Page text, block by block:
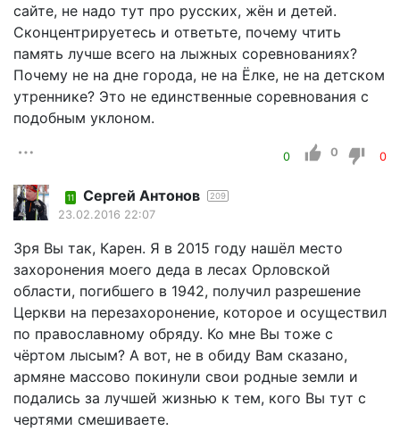
сайте, не надо тут про русских, жён и детей.
Сконцентрируетесь и ответьте, почему чтить
память лучше всего на лыжных соревнованиях?
Почему не на дне города, не на Ёлке, не на детском
утреннике? Это не единственные соревнования с
подобным уклоном.
0 0 0
11 Сергей Антонов 209
23.02.2016 22:07
Зря Вы так, Карен. Я в 2015 году нашёл место
захоронения моего деда в лесах Орловской
области, погибшего в 1942, получил разрешение
Церкви на перезахоронение, которое и осуществил
по православному обряду. Ко мне Вы тоже с
чёртом лысым? А вот, не в обиду Вам сказано,
армяне массово покинули свои родные земли и
подались за лучшей жизнью к тем, кого Вы тут с
чертями смешиваете.